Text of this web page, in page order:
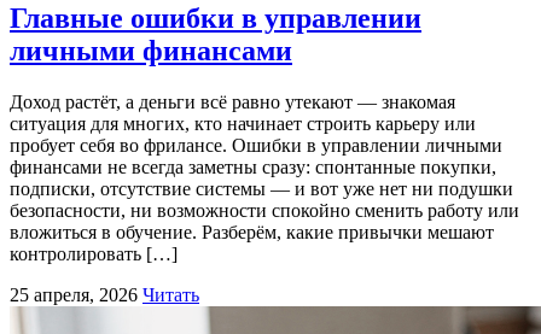
Главные ошибки в управлении
личными финансами
Доход растёт, а деньги всё равно утекают — знакомая
ситуация для многих, кто начинает строить карьеру или
пробует себя во фрилансе. Ошибки в управлении личными
финансами не всегда заметны сразу: спонтанные покупки,
подписки, отсутствие системы — и вот уже нет ни подушки
безопасности, ни возможности спокойно сменить работу или
вложиться в обучение. Разберём, какие привычки мешают
контролировать […]
25 апреля, 2026 Читать